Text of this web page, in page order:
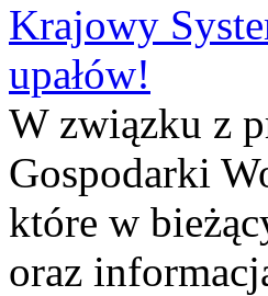
Krajowy
upałów!
W związku z
Gospodarki
które w
oraz